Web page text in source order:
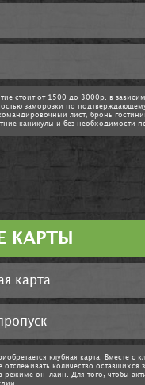
стоит от 1500 до 3000р. в
заморозки по
лист, бронь
каникулы и без необходимости
КАРТЫ
карта
клубная карта. Вместе
отслеживать количество
режиме он-лайн. Для того, чтобы